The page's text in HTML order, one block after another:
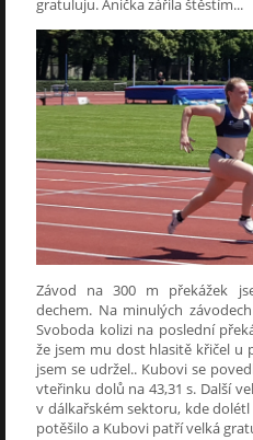
gratuluju. Anička zářila štěstím...
Závod na 300 m překážek
dechem. Na minulých
Svoboda kolizi na poslední
že jsem mu dost hlasitě křičel u
jsem se udržel.. Kubovi se
vteřinku dolů na 43,31 s. Další
v dálkařském sektoru, kde
potěšilo a Kubovi patří velká